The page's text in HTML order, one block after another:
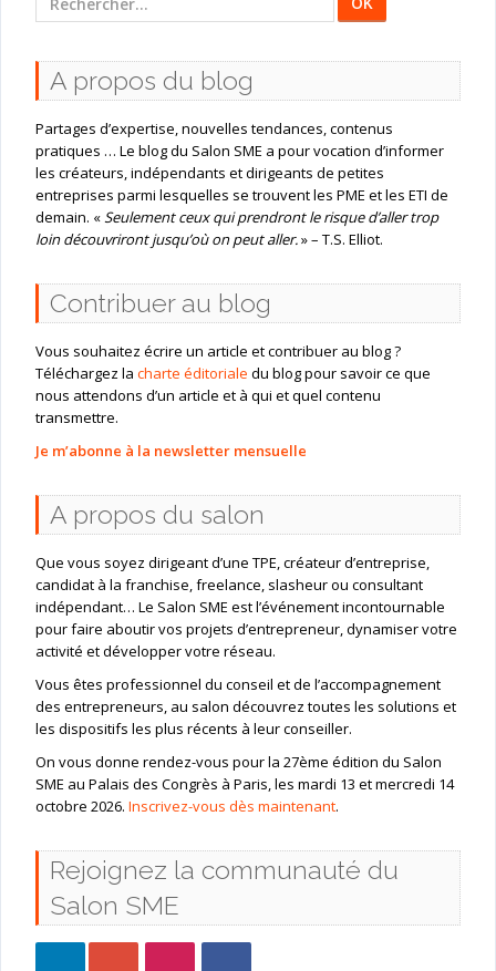
:
A propos du blog
Partages d’expertise, nouvelles tendances, contenus
pratiques … Le blog du Salon SME a pour vocation d’informer
les créateurs, indépendants et dirigeants de petites
entreprises parmi lesquelles se trouvent les PME et les ETI de
demain. «Seulement ceux qui prendront le risque d’aller trop
loin découvriront jusqu’où on peut aller.» – T.S. Elliot.
Contribuer au blog
Vous souhaitez écrire un article et contribuer au blog ?
Téléchargez la charte éditoriale du blog pour savoir ce que
nous attendons d’un article et à qui et quel contenu
transmettre.
Je m’abonne à la newsletter mensuelle
A propos du salon
Que vous soyez dirigeant d’une TPE, créateur d’entreprise,
candidat à la franchise, freelance, slasheur ou consultant
indépendant… Le Salon SME est l’événement incontournable
pour faire aboutir vos projets d’entrepreneur, dynamiser votre
activité et développer votre réseau.
Vous êtes professionnel du conseil et de l’accompagnement
des entrepreneurs, au salon découvrez toutes les solutions et
les dispositifs les plus récents à leur conseiller.
On vous donne rendez-vous pour la 27ème édition du Salon
SME au Palais des Congrès à Paris, les mardi 13 et mercredi 14
octobre 2026. Inscrivez-vous dès maintenant.
Rejoignez la communauté du
Salon SME